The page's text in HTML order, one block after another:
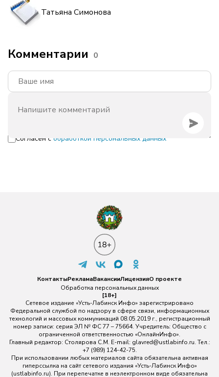
Татьяна Симонова
Комментарии 0
Согласен с обработкой персональных данных
КонтактыРекламаВакансииЛицензияО проекте
Обработка персональных данных
[18+]
Сетевое издание «Усть-Лабинск Инфо» зарегистрировано
Федеральной службой по надзору в сфере связи, информационных
технологий и массовых коммуникаций 08.05.2019 г., регистрационный
номер записи: серия ЭЛ № ФС 77 – 75664. Учредитель: Общество с
ограниченной ответственностью «ОнлайнИнфо».
Главный редактор: Столярова С.М. E-mail: glavred@ustlabinfo.ru. Тел.:
+7 (989) 124-42-75.
При использовании любых материалов сайта обязательна активная
гиперссылка на сайт сетевого издания «Усть-Лабинск Инфо»
(ustlabinfo.ru). При перепечатке в неэлектронном виде обязательна